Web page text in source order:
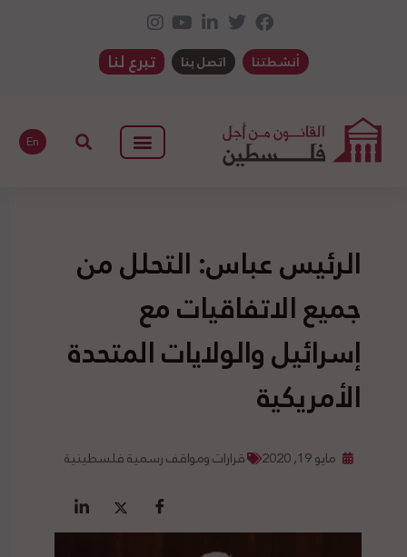
أنشطتنا اتصل بنا تبرع لنا
En
الرئيس عباس: التحلل من
جميع الاتفاقيات مع
إسرائيل والولايات المتحدة
الأمريكية
مايو 19, 2020 قرارات ومواقف رسمية فلسطينية